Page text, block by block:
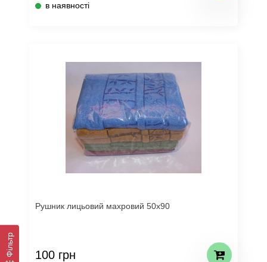
Фільтр
в наявності
Рушник лицьовий махровий 50х90
100 грн